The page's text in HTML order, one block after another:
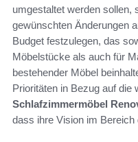
umgestaltet werden sollen,
gewünschten Änderungen
Budget festzulegen, das
Möbelstücke als auch für
bestehender Möbel
Prioritäten in Bezug auf die
Schlafzimmermöbel
dass ihre Vision im Bereich